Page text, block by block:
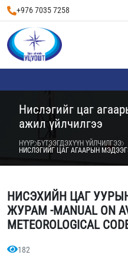
+976 7035 7258
Нислэгийг цаг
ажил үйлчилгээ
НҮҮР БҮТЭЭГДЭХҮҮН ҮЙЛЧИЛГЭЭ
НИСЛЭГИЙГ ЦАГ АГААРЫН
НИСЭХИЙН ЦАГ
ЖУРАМ -MANUAL ON
METEOROLOGICAL
182